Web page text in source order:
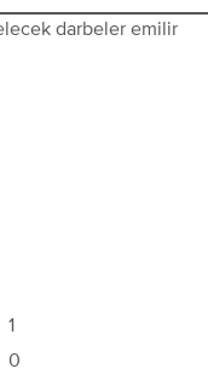
darbeler emilir
1
0